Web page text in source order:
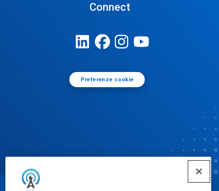
Connect
Preferenze cookie